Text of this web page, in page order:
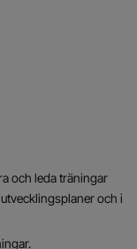
och leda träningar
och i